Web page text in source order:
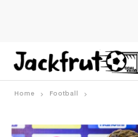
Home Football